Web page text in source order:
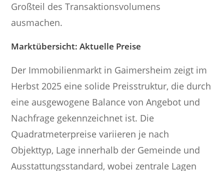
Großteil des Transaktionsvolumens
ausmachen.
Marktübersicht: Aktuelle Preise
Der Immobilienmarkt in Gaimersheim zeigt im
Herbst 2025 eine solide Preisstruktur, die durch
eine ausgewogene Balance von Angebot und
Nachfrage gekennzeichnet ist. Die
Quadratmeterpreise variieren je nach
Objekttyp, Lage innerhalb der Gemeinde und
Ausstattungsstandard, wobei zentrale Lagen